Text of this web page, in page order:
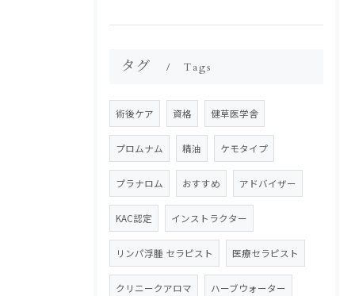
タグ Tags
術後ケア 資格 健草医学舎
プロムナム 精油 ケモタイプ
プラナロム おすすめ アドバイザー
KAC認定 インストラクター
リンパ浮腫 セラピスト 医療セラピスト
クリニークアロマ ハーブウォーター